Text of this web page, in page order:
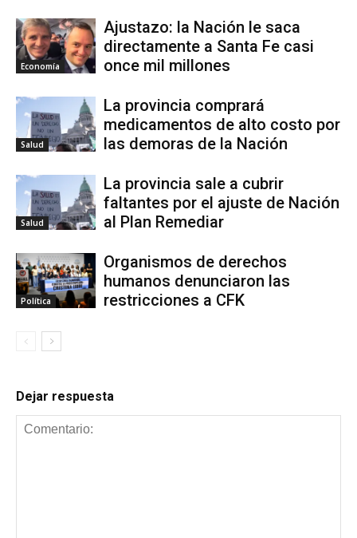
Economía
Ajustazo: la Nación le saca
directamente a Santa Fe casi
once mil millones
Salud
La provincia comprará
medicamentos de alto costo por
las demoras de la Nación
Salud
La provincia sale a cubrir
faltantes por el ajuste de Nación
al Plan Remediar
Política
Organismos de derechos
humanos denunciaron las
restricciones a CFK
Dejar respuesta